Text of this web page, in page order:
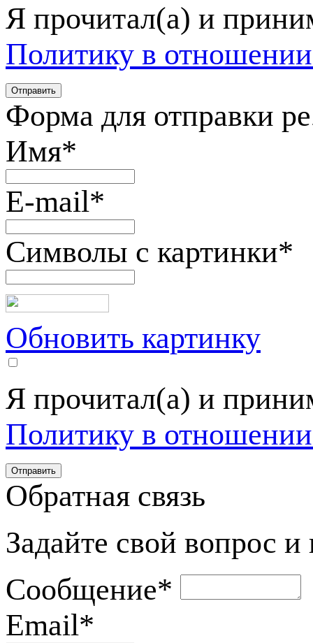
Я прочитал(а) и
Политику в
Форма для отправки
Имя*
E-mail*
Символы с картинки*
Обновить картинку
Я прочитал(а) и
Политику в
Обратная связь
Задайте свой вопрос
Сообщение*
Email*